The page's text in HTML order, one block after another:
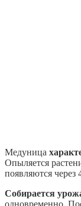
Медуница
Опыляется
появляются через
Собирается
одновременно.